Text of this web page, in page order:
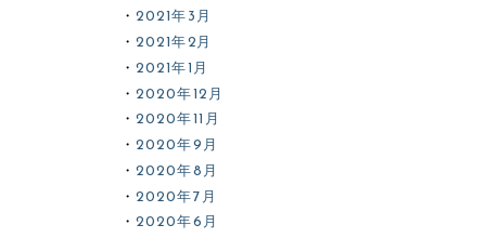
2021年3月
2021年2月
2021年1月
2020年12月
2020年11月
2020年9月
2020年8月
2020年7月
2020年6月